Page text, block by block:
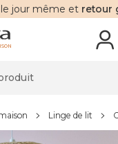
le jour même et retour
Linge de lit